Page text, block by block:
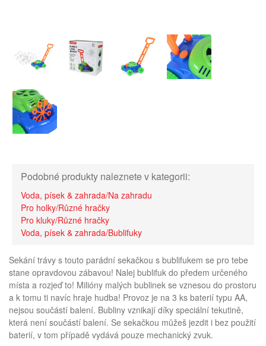
Podobné produkty naleznete v kategorii:
Voda, písek & zahrada/Na zahradu
Pro holky/Různé hračky
Pro kluky/Různé hračky
Voda, písek & zahrada/Bublifuky
Sekání trávy s touto parádní sekačkou s bublifukem se pro tebe
stane opravdovou zábavou! Nalej bublifuk do předem určeného
místa a rozjeď to! Milióny malých bublinek se vznesou do prostoru
a k tomu ti navíc hraje hudba! Provoz je na 3 ks baterií typu AA,
nejsou součástí balení. Bubliny vznikají díky speciální tekutině,
která není součástí balení. Se sekačkou můžeš jezdit i bez použití
baterií, v tom případě vydává pouze mechanický zvuk.